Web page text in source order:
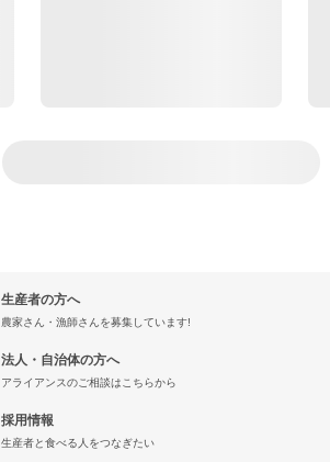
生産者の方へ
農家さん・漁師さんを募集しています!
法人・自治体の方へ
アライアンスのご相談はこちらから
採用情報
生産者と食べる人をつなぎたい